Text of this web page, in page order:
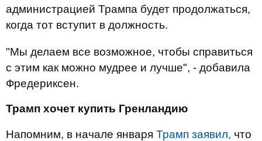
администрацией Трампа будет продолжаться,
когда тот вступит в должность.
"Мы делаем все возможное, чтобы справиться
с этим как можно мудрее и лучше", - добавила
Фредериксен.
Трамп хочет купить Гренландию
Напомним, в начале января Трамп заявил, что